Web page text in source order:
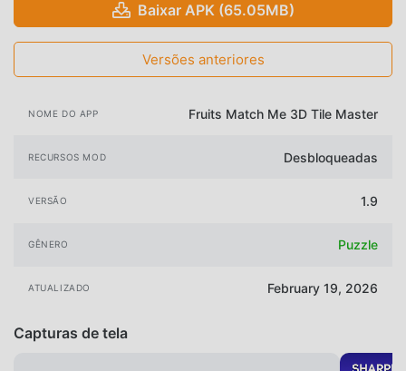
Baixar APK (65.05MB)
Versões anteriores
NOME DO APP Fruits Match Me 3D Tile Master
RECURSOS MOD Desbloqueadas
VERSÃO 1.9
GÊNERO Puzzle
ATUALIZADO February 19, 2026
Capturas de tela